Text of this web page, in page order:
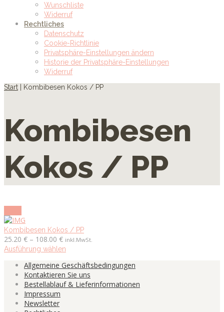
Wunschliste
Widerruf
Rechtliches
Datenschutz
Cookie-Richtlinie
Privatsphäre-Einstellungen ändern
Historie der Privatsphäre-Einstellungen
Widerruf
Start | Kombibesen Kokos / PP
Kombibesen
Kokos / PP
Kombibesen Kokos / PP
25.20 € – 108.00 €Preisspanne:
25.20 €
108.00 €
inkl.MwSt.
Ausführung wählen
weist
mehrere
Varianten
Allgemeine Geschäftsbedingungen
Kontaktieren Sie uns
Bestellablauf & Lieferinformationen
Impressum
Newsletter